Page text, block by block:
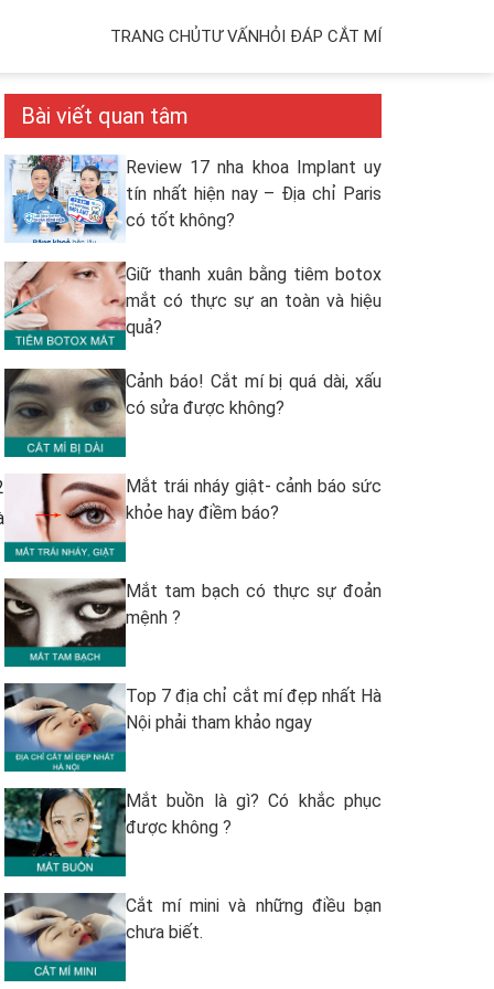
TRANG CHỦTƯ VẤNHỎI ĐÁP CẮT MÍ
Bài viết quan tâm
Review 17 nha khoa Implant uy
tín nhất hiện nay – Địa chỉ Paris
có tốt không?
Giữ thanh xuân bằng tiêm botox
mắt có thực sự an toàn và hiệu
quả?
Cảnh báo! Cắt mí bị quá dài, xấu
có sửa được không?
Mắt trái nháy giật- cảnh báo sức
khỏe hay điềm báo?
Mắt tam bạch có thực sự đoản
mệnh ?
Top 7 địa chỉ cắt mí đẹp nhất Hà
Nội phải tham khảo ngay
Mắt buồn là gì? Có khắc phục
được không ?
Cắt mí mini và những điều bạn
chưa biết.